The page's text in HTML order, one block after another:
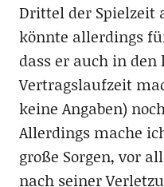
Drittel der Spielzeit
könnte allerdings
dass er auch in
Vertragslaufzeit
keine Angaben)
Allerdings mache
große Sorgen, vor
nach seiner